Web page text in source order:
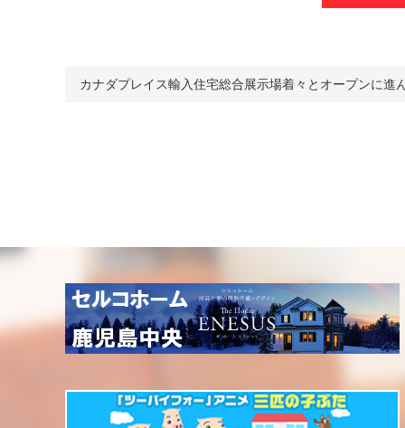
カナダプレイス輸入住宅総合展示場着々とオープンに進